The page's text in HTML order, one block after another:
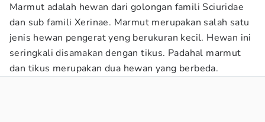
Marmut adalah hewan dari golongan famili Sciuridae
dan sub famili Xerinae. Marmut merupakan salah satu
jenis hewan pengerat yeng berukuran kecil. Hewan ini
seringkali disamakan dengan tikus. Padahal marmut
dan tikus merupakan dua hewan yang berbeda.